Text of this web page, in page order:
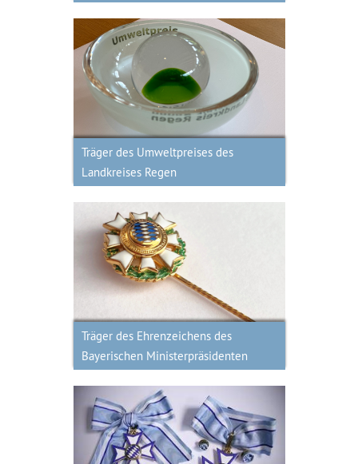
Träger des Umweltpreises des
Landkreises Regen
Träger des Umweltpreises des
Landkreises Regen
Träger des Ehrenzeichens des
Bayerischen Ministerpräsidenten
Träger des Ehrenzeichens des
Bayerischen Ministerpräsidenten
Träger des Bayerischen
Verdienstordens